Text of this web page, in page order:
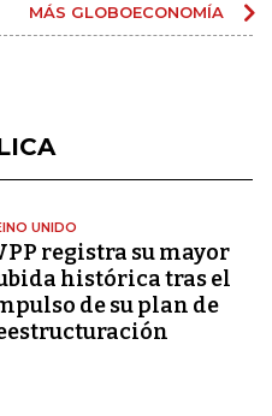
MÁS GLOBOECONOMÍA
UNIDO
registra su mayor
histórica tras el
de su plan de